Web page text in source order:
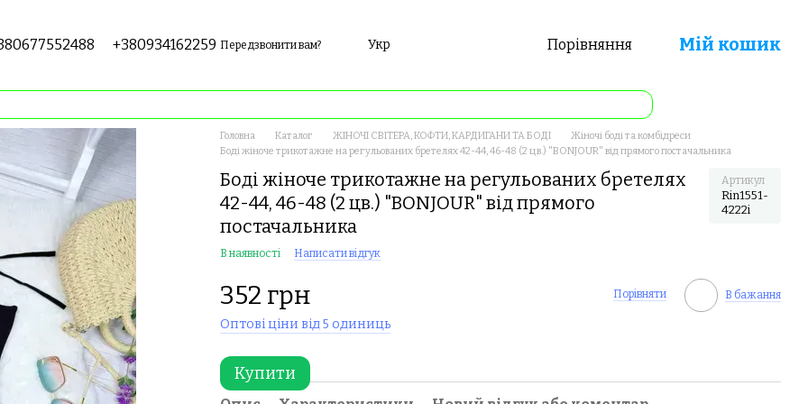
+380934162259 Передзвонити вам? Укр Порівняння Мій кошик
Головна Каталог ЖІНОЧІ СВІТЕРА, КОФТИ, КАРДИГАНИ ТА БОДІ
Жіночі боді та комбідреси
Боді жіноче трикотажне на регульованих бретелях 42-44, 46-48 (2 цв.) "BONJOUR" від прямого постачальника
Боді жіноче трикотажне на регульованих бретелях
42-44, 46-48 (2 цв.) "BONJOUR" від прямого
постачальника
Артикул
Rin1551-
4222i
В наявності Написати відгук
352 грн Порівняти В бажання
Оптові ціни від 5 одиниць
Купити